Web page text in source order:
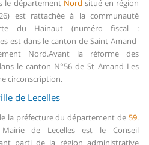
le département Nord situé en région
est rattachée à la communauté
du Hainaut (numéro fiscal :
est dans le canton de Saint-Amand-
Nord.Avant la réforme des
le canton N°56 de St Amand Les
circonscription.
de Lecelles
la préfecture du département de 59.
de Lecelles est le Conseil